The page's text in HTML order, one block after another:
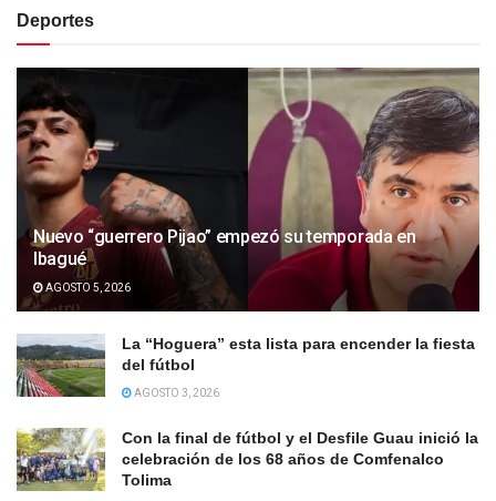
Deportes
Nuevo “guerrero Pijao” empezó su temporada en
Ibagué
AGOSTO 5, 2026
La “Hoguera” esta lista para encender la fiesta
del fútbol
AGOSTO 3, 2026
Con la final de fútbol y el Desfile Guau inició la
celebración de los 68 años de Comfenalco
Tolima